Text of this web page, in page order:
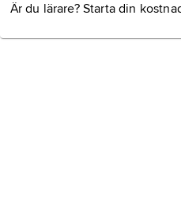
Är du lärare? Starta din